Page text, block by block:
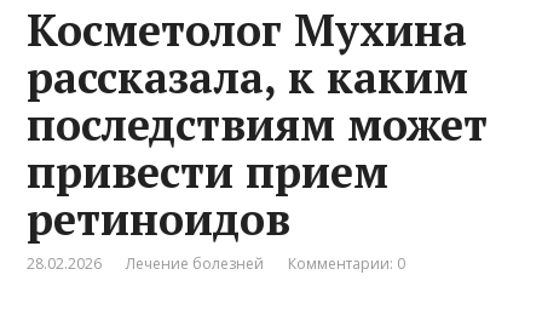
Косметолог Мухина
рассказала, к каким
последствиям может
привести прием
ретиноидов
28.02.2026 Лечение болезней Комментарии: 0